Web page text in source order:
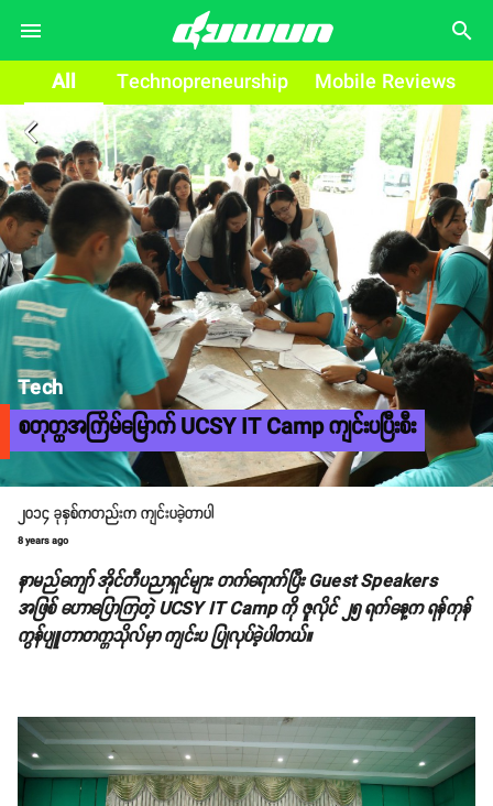
search
All Technopreneurship Mobile Reviews
arrow_back_ios
Tech
စတုတ္ထအကြိမ်မြောက် UCSY IT Camp ကျင်းပပြီးစီး
၂၀၁၄ ခုနှစ်ကတည်းက ကျင်းပခဲ့တာပါ
8 years ago
နာမည်ကျော် အိုင်တီပညာရှင်များ တက်ရောက်ပြီး Guest Speakers
အဖြစ် ဟောပြောကြတဲ့ UCSY IT Camp ကို ဇူလိုင် ၂၅ ရက်နေ့က ရန်ကုန်
ကွန်ပျူတာတက္ကသိုလ်မှာ ကျင်းပ ပြုလုပ်ခဲ့ပါတယ်။